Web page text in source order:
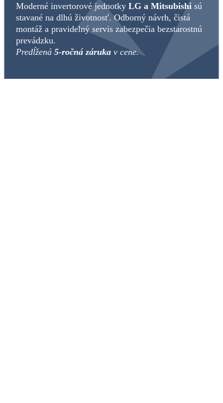
Moderné invertorové jednotky LG a Mitsubishi sú
stavané na dlhú životnosť. Odborný návrh, čistá
montáž a pravidelný servis zabezpečia bezstarostnú
prevádzku.
Predĺžená 5-ročná záruka v cene.